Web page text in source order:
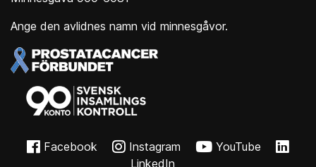
Ange den avlidnes namn vid minnesgåvor.
Facebook Instagram
YouTube
LinkedIn